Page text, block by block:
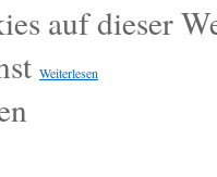
auf dieser
Weiterlesen